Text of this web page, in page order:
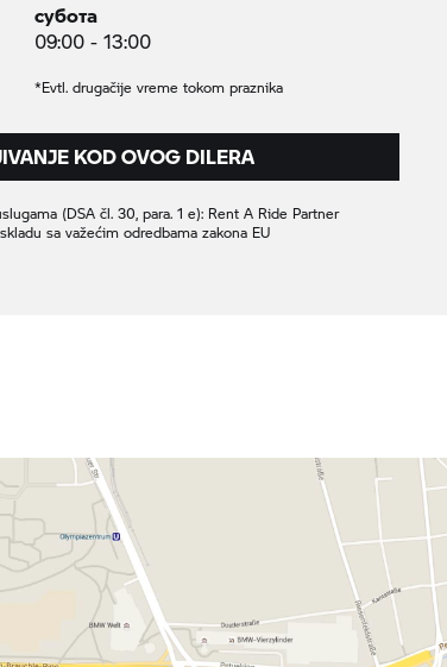
субота
09:00 - 13:00
*Evtl. drugačije vreme tokom praznika
KOD OVOG DILERA
(DSA čl. 30, para. 1 e): Rent A Ride Partner
sa važećim odredbama zakona EU